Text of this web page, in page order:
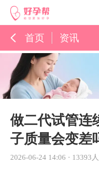
首页 资讯
做二代试管连
子质量会变差
2026-06-24 14:06 · 13393